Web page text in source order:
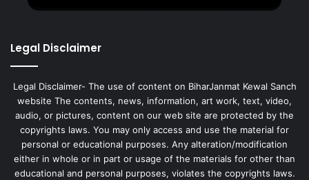
Legal Disclaimer
Legal Disclaimer- The use of content on BiharJanmat Kewal Sanch
website The contents, news, information, art work, text, video,
audio, or pictures, content on our web site are protected by the
copyrights laws. You may only access and use the material for
personal or educational purposes. Any alteration/modification
either in whole or in part or usage of the materials for other than
educational and personal purposes, violates the copyrights laws.